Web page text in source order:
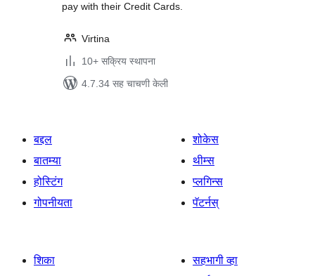
pay with their Credit Cards.
Virtina
10+ सक्रिय स्थापना
4.7.34 सह चाचणी केली
बद्दल
बातम्या
होस्टिंग
गोपनीयता
शोकेस
थीम्स
प्लगिन्स
पॅटर्नस्
शिका
सहभागी व्हा